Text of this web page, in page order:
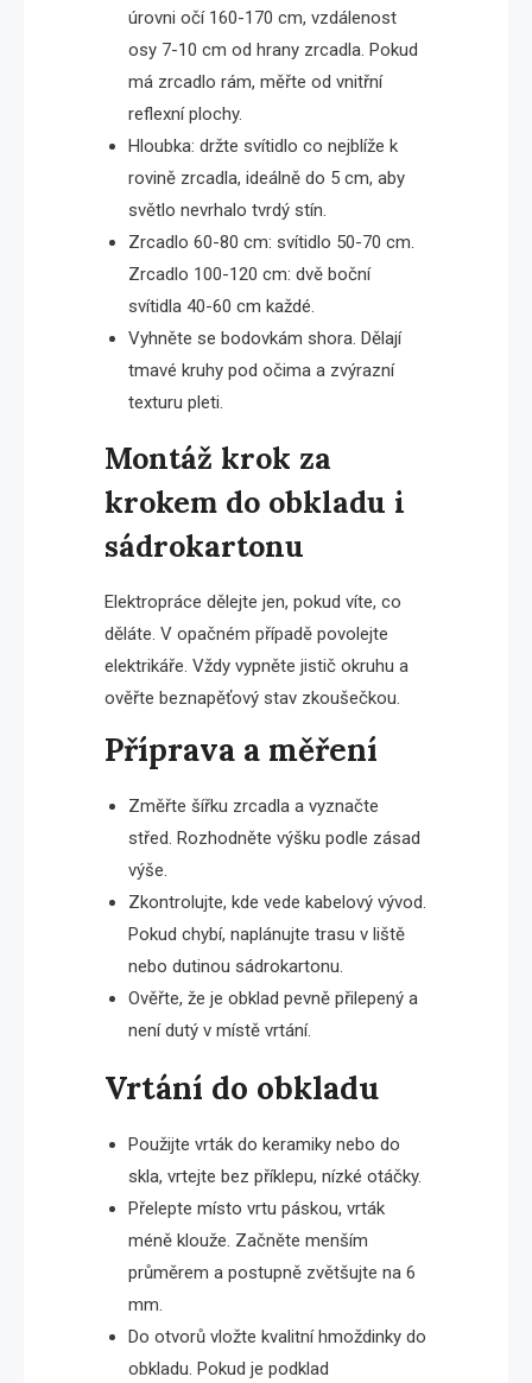
úrovni očí 160-170 cm, vzdálenost
osy 7-10 cm od hrany zrcadla. Pokud
má zrcadlo rám, měřte od vnitřní
reflexní plochy.
Hloubka: držte svítidlo co nejblíže k
rovině zrcadla, ideálně do 5 cm, aby
světlo nevrhalo tvrdý stín.
Zrcadlo 60-80 cm: svítidlo 50-70 cm.
Zrcadlo 100-120 cm: dvě boční
svítidla 40-60 cm každé.
Vyhněte se bodovkám shora. Dělají
tmavé kruhy pod očima a zvýrazní
texturu pleti.
Montáž krok za
krokem do obkladu i
sádrokartonu
Elektropráce dělejte jen, pokud víte, co
děláte. V opačném případě povolejte
elektrikáře. Vždy vypněte jistič okruhu a
ověřte beznapěťový stav zkoušečkou.
Příprava a měření
Změřte šířku zrcadla a vyznačte
střed. Rozhodněte výšku podle zásad
výše.
Zkontrolujte, kde vede kabelový vývod.
Pokud chybí, naplánujte trasu v liště
nebo dutinou sádrokartonu.
Ověřte, že je obklad pevně přilepený a
není dutý v místě vrtání.
Vrtání do obkladu
Použijte vrták do keramiky nebo do
skla, vrtejte bez příklepu, nízké otáčky.
Přelepte místo vrtu páskou, vrták
méně klouže. Začněte menším
průměrem a postupně zvětšujte na 6
mm.
Do otvorů vložte kvalitní hmoždinky do
obkladu. Pokud je podklad